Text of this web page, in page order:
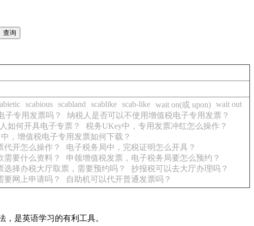
scabious scabland scablike scab-like wait on(或 upon) wait out
子专用发票吗？
纳税人是否可以不使用增值税电子专用发票？
如何开具电子专票？
税务UKey中，专用发票冲红怎么操作？
，增值税电子专用发票如何下载？
代开怎么操作？
电子税务局中，完税证明怎么开具？
需要什么资料？
申领增值税发票，电子税务局要怎么预约？
选择办税大厅取票，需要预约吗？
抄报税可以去大厅办理吗？
要网上申请吗？ 自助机可以代开普通发票吗？
是英语学习的有利工具。